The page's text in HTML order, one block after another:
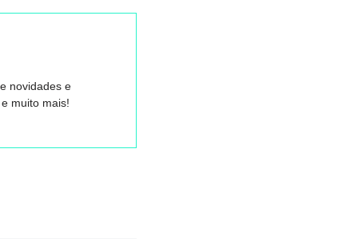
novidades e
muito mais!